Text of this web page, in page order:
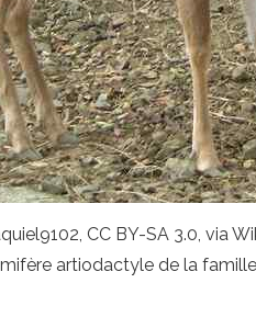
CC BY-SA 3.0, via
artiodactyle de la